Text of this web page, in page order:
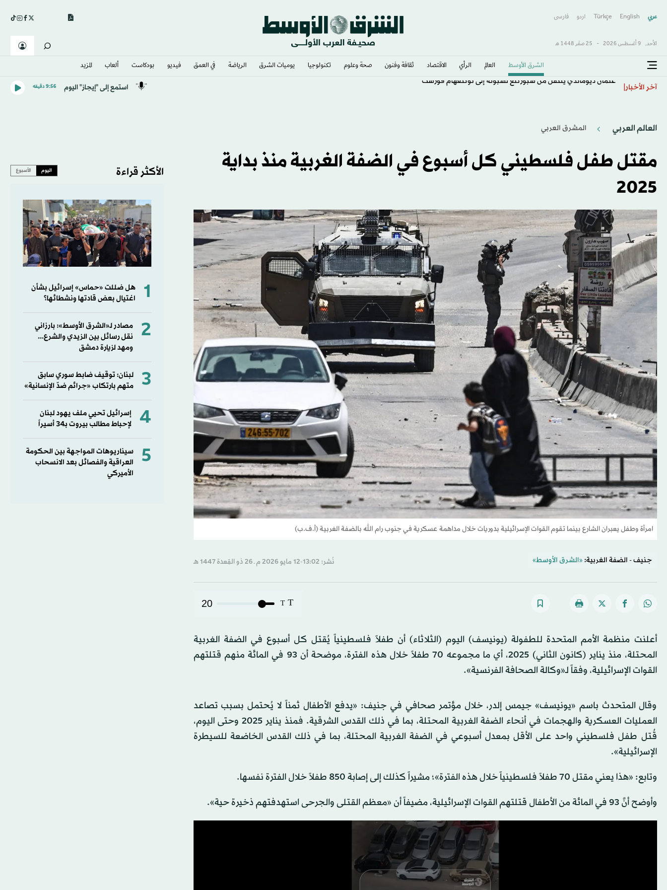
عربي English
Türkçe اردو فارسى
الأحد, 9 أغسطس 2026 - 25 صفَر 1448 هـ
الشرق الأوسط​ العالم الرأي الاقتصاد ثقافة وفنون صحة وعلوم تكنولوجيا يوميات الشرق​ الرياضة في العمق فيديو بودكاست ألعاب المزيد
آخر الأخبار عثمان ديوماندي ينتقل من سبورتنغ لشبونة إلى نوتنغهام فورست استمع إلى "إيجاز" اليوم 9:56 دقيقه
العالم العربي المشرق العربي
مقتل طفل فلسطيني كل أسبوع في الضفة الغربية منذ بداية
2025
امرأة وطفل يعبران الشارع بينما تقوم القوات الإسرائيلية بدوريات خلال مداهمة عسكرية في جنوب رام الله بالضفة الغربية (أ.ف.ب)
جنيف - الضفة الغربية: «الشرق الأوسط» نُشر: 13:02-12 مايو 2026 م ـ 26 ذو القِعدة 1447 هـ
T
T
20
أعلنت منظمة الأمم المتحدة للطفولة (يونيسف) اليوم (الثلاثاء) أن طفلاً فلسطينياً يُقتل كل أسبوع في الضفة الغربية
المحتلة، منذ يناير (كانون الثاني) 2025، أي ما مجموعه 70 طفلاً خلال هذه الفترة، موضحة أن 93 في المائة منهم قتلتهم
القوات الإسرائيلية، وفقاً لـ«وكالة الصحافة الفرنسية».
وقال المتحدث باسم «يونيسف» جيمس إلدر، خلال مؤتمر صحافي في جنيف: «يدفع الأطفال ثمناً لا يُحتمل بسبب تصاعد
العمليات العسكرية والهجمات في أنحاء الضفة الغربية المحتلة، بما في ذلك القدس الشرقية. فمنذ يناير 2025 وحتى اليوم،
قُتل طفل فلسطيني واحد على الأقل بمعدل أسبوعي في الضفة الغربية المحتلة، بما في ذلك القدس الخاضعة للسيطرة
الإسرائيلية».
وتابع: «هذا يعني مقتل 70 طفلاً فلسطينياً خلال هذه الفترة»؛ مشيراً كذلك إلى إصابة 850 طفلاً خلال الفترة نفسها.
وأوضح أنَّ 93 في المائة من الأطفال قتلتهم القوات الإسرائيلية، مضيفاً أن «معظم القتلى والجرحى استهدفتهم ذخيرة حية».
الأكثر قراءة اليوم الأسبوع
1
هل ضللت «حماس» إسرائيل بشأن
اغتيال بعض قادتها ونشطائها؟
2
مصادر لـ«الشرق الأوسط»: بارزاني
نقل رسائل بين الزيدي والشرع...
ومهد لزيارة دمشق
3
لبنان: توقيف ضابط سوري سابق
متهم بارتكاب «جرائم ضدّ الإنسانية»
4
إسرائيل تحيي ملف يهود لبنان
لإحباط مطالب بيروت بـ34 أسيراً
5
سيناريوهات المواجهة بين الحكومة
العراقية والفصائل بعد الانسحاب
الأميركي